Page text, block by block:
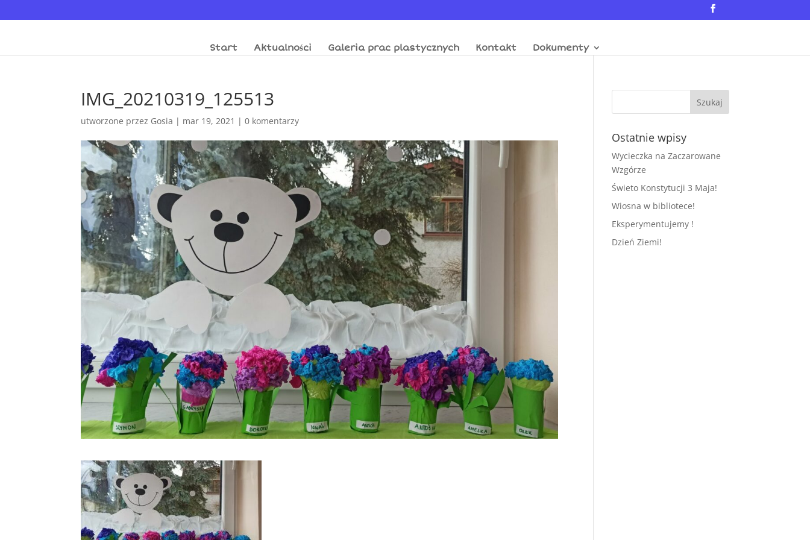
Start Aktualności Galeria prac plastycznych Kontakt Dokumenty
IMG_20210319_125513
utworzone przez Gosia | mar 19, 2021 |0 komentarzy
Ostatnie wpisy
Wycieczka na Zaczarowane
Wzgórze
Świeto Konstytucji 3 Maja!
Wiosna w bibliotece!
Eksperymentujemy !
Dzień Ziemi!